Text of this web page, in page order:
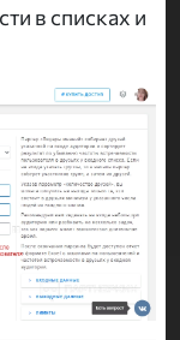
в списках и